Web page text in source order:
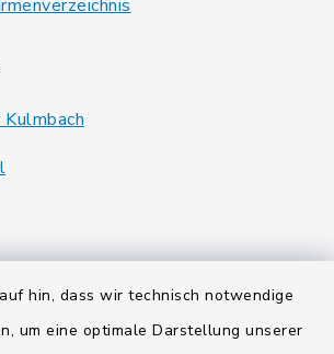
hin, dass wir technisch notwendige
um eine optimale Darstellung unserer